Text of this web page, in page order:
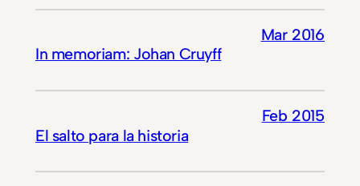
In memoriam: Johan Cruyff
Mar 2016
El salto para la historia
Feb 2015